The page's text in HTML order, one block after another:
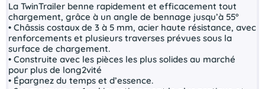
La TwinTrailer benne rapidement et efficacement tout
chargement, grâce à un angle de bennage jusqu’à 55°
• Châssis costaux de 3 à 5 mm, acier haute résistance, avec
renforcements et plusieurs traverses prévues sous la
surface de chargement.
• Construite avec les pièces les plus solides au marché
pour plus de long2vité
• Épargnez du temps et d’essence.